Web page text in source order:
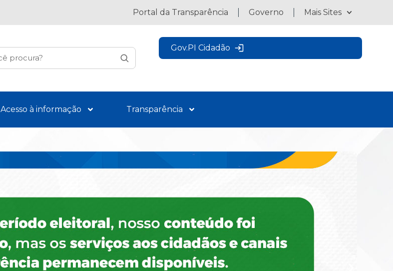
Portal da Transparência Governo Mais Sites
Gov.PI Cidadão
Acesso à informação Transparência